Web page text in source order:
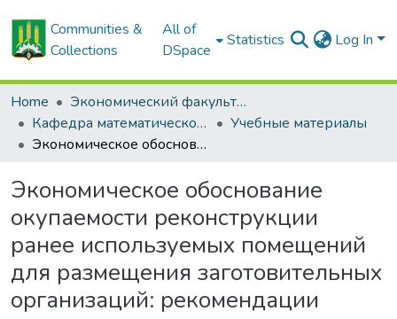
Communities &
Collections
All of
DSpace
Statistics Log In
Home
Экономический факультет
Кафедра математического моделирования экономических систем АПК
Учебные материалы
Экономическое обоснование окупаемости реконструкции ранее используемых помещений для размещения заготовительных организаций: рекомендации
Экономическое обоснование
окупаемости реконструкции
ранее используемых помещений
для размещения заготовительных
организаций: рекомендации